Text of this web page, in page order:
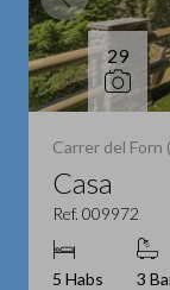
29
Carrer del Forn
Casa
Ref. 009972
5 Habs 3